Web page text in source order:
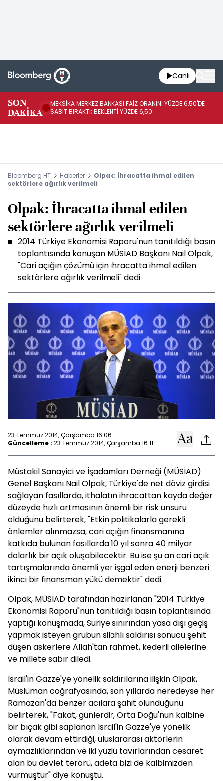
Canlı
SON
DAKİKA
MEKSİKA MERKEZ BANKASI FAİZ ORANINI YÜZDE 6,50'DE
SABİT BIRAKTI; BEKLENTİ YÜZDE 6,50
Bloomberg HT Haberler
Olpak: İhracatta ihmal edilen
sektörlere ağırlık verilmeli
Olpak: İhracatta ihmal edilen
sektörlere ağırlık verilmeli
2014 Türkiye Ekonomisi Raporu'nun tanıtıldığı basın
toplantısında konuşan MÜSİAD Başkanı Nail Olpak,
"Cari açığın çözümü için ihracatta ihmal edilen
sektörlere ağırlık verilmeli" dedi
23 Temmuz 2014, Çarşamba 16:06
Güncelleme : 23 Temmuz 2014, Çarşamba 16:11
Müstakil Sanayici ve İşadamları Derneği (MÜSİAD)
Genel Başkanı Nail Olpak, Türkiye'de net döviz girdisi
sağlayan fasıllarda, ithalatın ihracattan kayda değer
düzeyde hızlı artmasının önemli bir risk unsuru
olduğunu belirterek, "Etkin politikalarla gerekli
önlemler alınmazsa, cari açığın finansmanına
katkıda bulunan fasıllarda 10 yıl sonra 40 milyar
dolarlık bir açık oluşabilecektir. Bu ise şu an cari açık
tartışmalarında önemli yer işgal eden enerji benzeri
ikinci bir finansman yükü demektir" dedi.
Olpak, MÜSİAD tarafından hazırlanan "2014 Türkiye
Ekonomisi Raporu"nun tanıtıldığı basın toplantısında
yaptığı konuşmada, Suriye sınırından yasa dışı geçiş
yapmak isteyen grubun silahlı saldırısı sonucu şehit
düşen askerlere Allah'tan rahmet, kederli ailelerine
ve millete sabır diledi.
İsrail'in Gazze'ye yönelik saldırılarına ilişkin Olpak,
Müslüman coğrafyasında, son yıllarda neredeyse her
Ramazan'da benzer acılara şahit olunduğunu
belirterek, "Fakat, günlerdir, Orta Doğu'nun kalbine
bir bıçak gibi saplanan İsrail'in Gazze'ye yönelik
olarak devam ettirdiği, uluslararası aktörlerin
aymazlıklarından ve iki yüzlü tavırlarından cesaret
alan bu devlet terörü, adeta bizi de kalbimizden
vurmuştur" diye konuştu.